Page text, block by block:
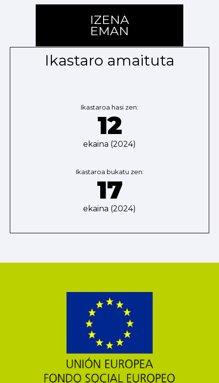
IZENA
EMAN
Ikastaro amaituta
Ikastaroa hasi zen:
12
ekaina (2024)
Ikastaroa bukatu zen:
17
ekaina (2024)